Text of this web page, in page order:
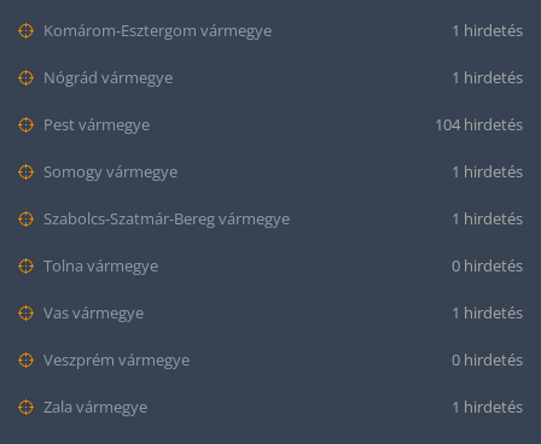
Komárom-Esztergom vármegye 1 hirdetés
Nógrád vármegye 1 hirdetés
Pest vármegye 104 hirdetés
Somogy vármegye 1 hirdetés
Szabolcs-Szatmár-Bereg vármegye 1 hirdetés
Tolna vármegye 0 hirdetés
Vas vármegye 1 hirdetés
Veszprém vármegye 0 hirdetés
Zala vármegye 1 hirdetés